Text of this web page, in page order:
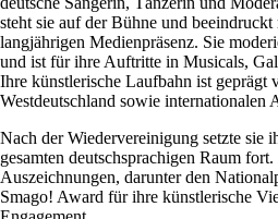
steht sie auf der Bühne und
langjährigen Medienpräsenz. Sie
und ist für ihre Auftritte in Musicals,
Ihre künstlerische Laufbahn ist geprägt
Westdeutschland sowie internationalen
Nach der Wiedervereinigung setzte sie
gesamten deutschsprachigen Raum
Auszeichnungen, darunter den
Smago! Award für ihre künstlerische